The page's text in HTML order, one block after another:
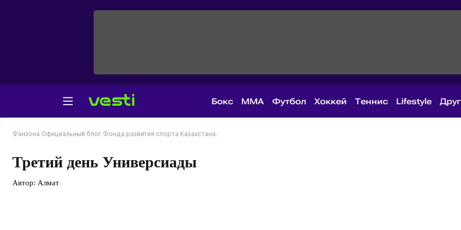
Бокс MMA Футбол Хоккей Теннис Lifestyle
Фанзона Официальный блог Фонда развития спорта Казахстана.
Третий день Универсиады
Автор: Алмат